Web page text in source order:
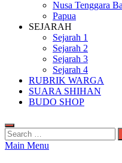
Nusa Tenggara
Papua
SEJARAH
Sejarah 1
Sejarah 2
Sejarah 3
Sejarah 4
RUBRIK WARGA
SUARA SHIHAN
BUDO SHOP
Search
for:
Main Menu